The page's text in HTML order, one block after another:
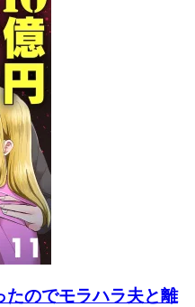
たのでモラハラ夫と離